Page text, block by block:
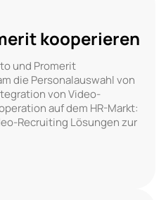
kooperieren
und Promerit
die Personalauswahl von
von Video-
auf dem HR-Markt:
Recruiting Lösungen zur